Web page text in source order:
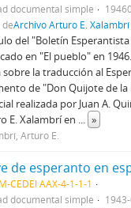
documental simple
deArchivo Arturo E. Xalambrí
del "Boletín
en "El pueblo" en 1946.
sobre la traducción al
de "Don Quijote de la
realizada por Juan A.
E. Xalambrí en ... »
Arturo E.
de esperanto en
CEDEI AAX-4-1-1-1
documental simple